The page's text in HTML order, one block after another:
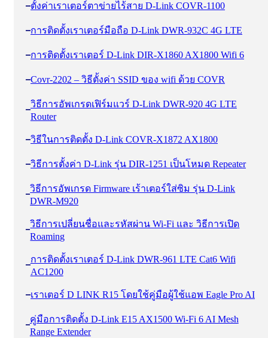
ตั้งค่าเราเตอร์ตาข่ายไร้สาย D-Link COVR-1100
การติดตั้งเราเตอร์มือถือ D-Link DWR-932C 4G LTE
การติดตั้งเราเตอร์ D-Link DIR-X1860 AX1800 Wifi 6
Covr-2202 – วิธีตั้งค่า SSID ของ wifi ด้วย COVR
วิธีการอัพเกรดเฟิร์มแวร์ D-Link DWR-920 4G LTE
Router
วิธีในการติดตั้ง D-Link COVR-X1872 AX1800
วิธีการตั้งค่า D-Link รุ่น DIR-1251 เป็นโหมด Repeater
วิธีการอัพเกรด Firmware เร้าเตอร์ใส่ซิม รุ่น D-Link
DWR-M920
วิธีการเปลี่ยนชื่อและรหัสผ่าน Wi-Fi และ วิธีการเปิด
Roaming
การติดตั้งเราเตอร์ D-Link DWR-961 LTE Cat6 Wifi
AC1200
เราเตอร์ D LINK R15 โดยใช้คู่มือผู้ใช้แอพ Eagle Pro AI
คู่มือการติดตั้ง D-Link E15 AX1500 Wi-Fi 6 AI Mesh
Range Extender